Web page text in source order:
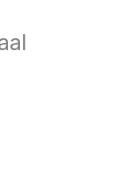
was: €
€ 21,99.